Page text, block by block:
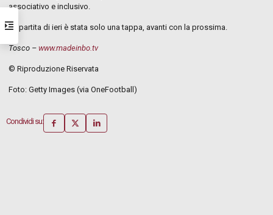
associativo e inclusivo.
La partita di ieri è stata solo una tappa, avanti con la prossima.
Tosco –www.madeinbo.tv
© Riproduzione Riservata
Foto: Getty Images (via OneFootball)
Condividi su: